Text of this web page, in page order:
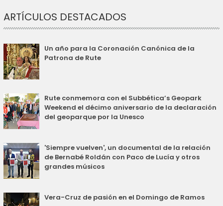
ARTÍCULOS DESTACADOS
Un año para la Coronación Canónica de la
Patrona de Rute
Rute conmemora con el Subbética’s Geopark
Weekend el décimo aniversario de la declaración
del geoparque por la Unesco
'Siempre vuelven', un documental de la relación
de Bernabé Roldán con Paco de Lucía y otros
grandes músicos
Vera-Cruz de pasión en el Domingo de Ramos